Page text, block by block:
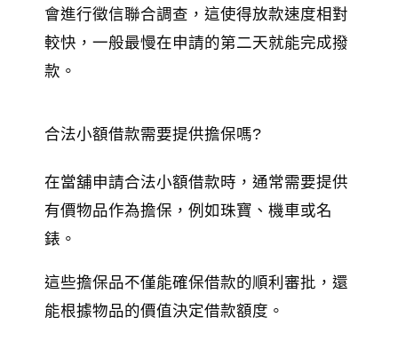
會進行徵信聯合調查，這使得放款速度相對
較快，一般最慢在申請的第二天就能完成撥
款。
合法小額借款需要提供擔保嗎?
在當舖申請合法小額借款時，通常需要提供
有價物品作為擔保，例如珠寶、機車或名
錶。
這些擔保品不僅能確保借款的順利審批，還
能根據物品的價值決定借款額度。